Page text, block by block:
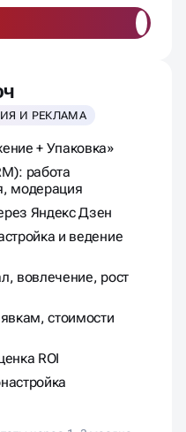
через 6–8 месяцев
И РЕКЛАМА
+ Упаковка»
работа
модерация
Яндекс Дзен
и ведение
вовлечение, рост
стоимости
ROI